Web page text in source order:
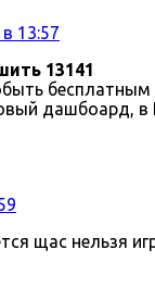
13:57
13141
бесплатным
дашбоард, в
щас нельзя